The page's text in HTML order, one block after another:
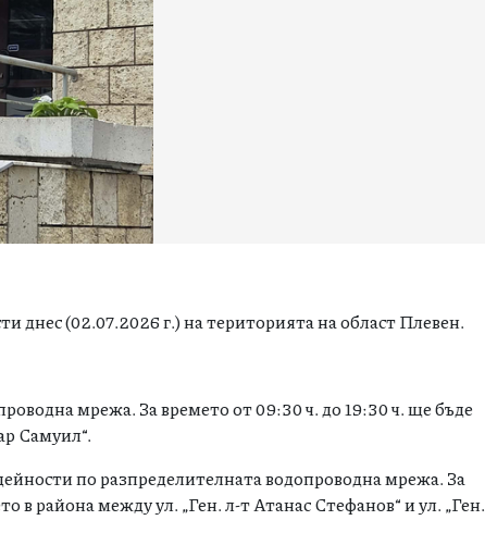
(02.07.2026 г.) на територията на област Плевен.
мрежа. За времето от 09:30 ч. до 19:30 ч. ще бъде
Самуил“.
по разпределителната водопроводна мрежа. За
в района между ул. „Ген. л-т Атанас Стефанов“ и ул. „Ген.